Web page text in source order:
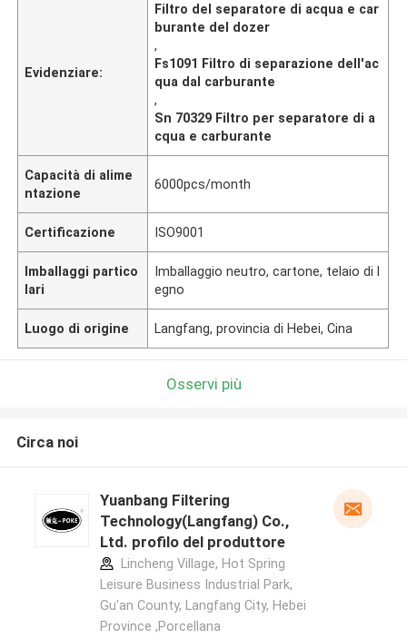
Evidenziare:
Filtro del separatore di acqua e car
burante del dozer
,
Fs1091 Filtro di separazione dell'ac
qua dal carburante
,
Sn 70329 Filtro per separatore di a
cqua e carburante
Capacità di alime
ntazione
6000pcs/month
Certificazione ISO9001
Imballaggi partico
lari
Imballaggio neutro, cartone, telaio di l
egno
Luogo di origine Langfang, provincia di Hebei, Cina
Osservi più
Circa noi
Yuanbang Filtering
Technology(Langfang) Co.,
Ltd. profilo del produttore
Lincheng Village, Hot Spring
Leisure Business Industrial Park,
Gu'an County, Langfang City, Hebei
Province ,Porcellana